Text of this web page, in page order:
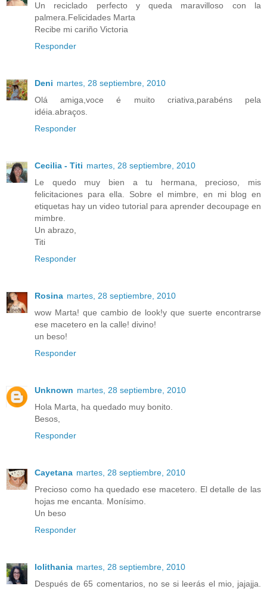
Un reciclado perfecto y queda maravilloso con la
palmera.Felicidades Marta
Recibe mi cariño Victoria
Responder
Deni martes, 28 septiembre, 2010
Olá amiga,voce é muito criativa,parabéns pela
idéia.abraços.
Responder
Cecilia - Titi martes, 28 septiembre, 2010
Le quedo muy bien a tu hermana, precioso, mis
felicitaciones para ella. Sobre el mimbre, en mi blog en
etiquetas hay un video tutorial para aprender decoupage en
mimbre.
Un abrazo,
Titi
Responder
Rosina martes, 28 septiembre, 2010
wow Marta! que cambio de look!y que suerte encontrarse
ese macetero en la calle! divino!
un beso!
Responder
Unknown martes, 28 septiembre, 2010
Hola Marta, ha quedado muy bonito.
Besos,
Responder
Cayetana martes, 28 septiembre, 2010
Precioso como ha quedado ese macetero. El detalle de las
hojas me encanta. Monísimo.
Un beso
Responder
lolithania martes, 28 septiembre, 2010
Después de 65 comentarios, no se si leerás el mio, jajajja.